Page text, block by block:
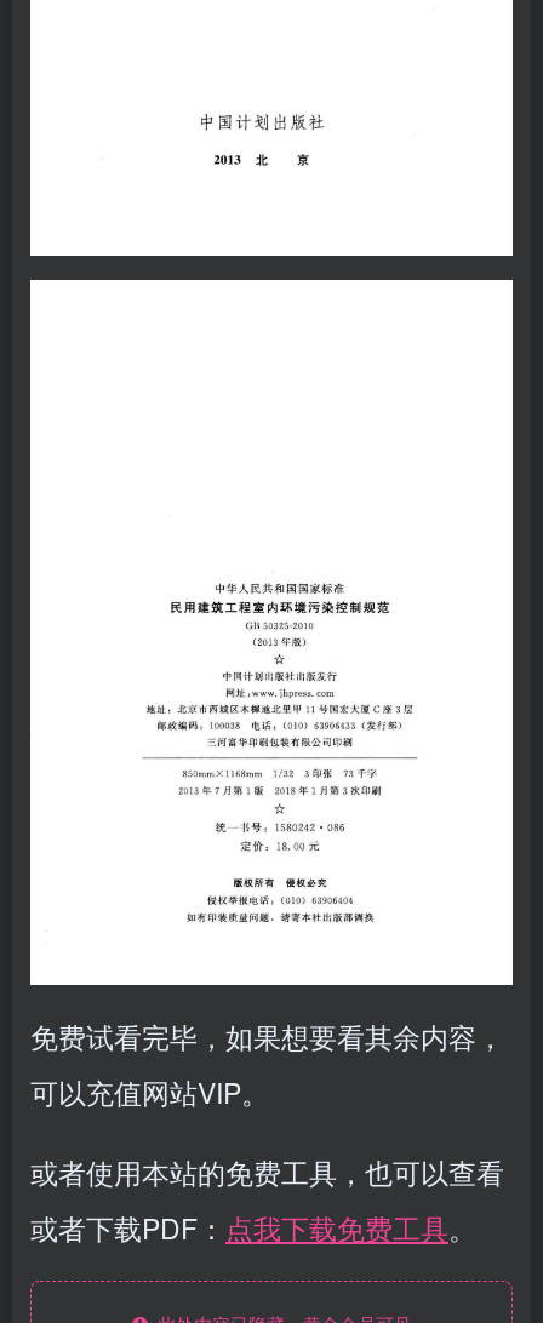
免费试看完毕，如果想要看其余内容，
可以充值网站VIP。
或者使用本站的免费工具，也可以查看
或者下载PDF： 点我下载免费工具。